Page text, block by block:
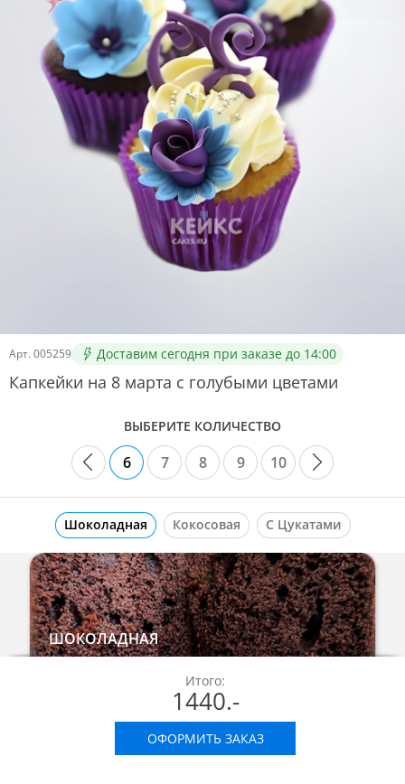
Арт. 005259 Доставим сегодня при заказе до 14:00
Капкейки на 8 марта с голубыми цветами
ВЫБЕРИТЕ КОЛИЧЕСТВО
6 7 8 9 10
Шоколадная Кокосовая С Цукатами
ШОКОЛАДНАЯ
Итого:
1440.-
ОФОРМИТЬ ЗАКАЗ